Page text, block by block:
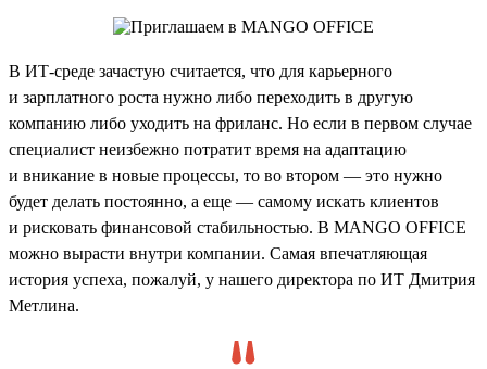
В ИТ-среде зачастую считается, что для карьерного
и зарплатного роста нужно либо переходить в другую
компанию либо уходить на фриланс. Но если в первом случае
специалист неизбежно потратит время на адаптацию
и вникание в новые процессы, то во втором — это нужно
будет делать постоянно, а еще — самому искать клиентов
и рисковать финансовой стабильностью. В MANGO OFFICE
можно вырасти внутри компании. Самая впечатляющая
история успеха, пожалуй, у нашего директора по ИТ Дмитрия
Метлина.